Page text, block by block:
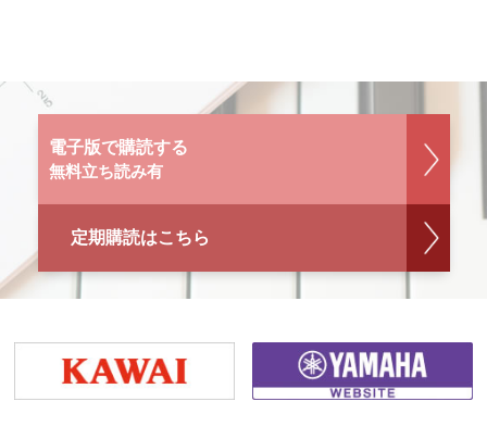
電子版で購読する
無料立ち読み有
定期購読はこちら